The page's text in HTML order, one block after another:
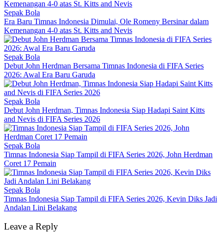
Sepak Bola
Era Baru Timnas Indonesia Dimulai, Ole Romeny Bersinar dalam
Kemenangan 4-0 atas St. Kitts and Nevis
Sepak Bola
Debut John Herdman Bersama Timnas Indonesia di FIFA Series
2026: Awal Era Baru Garuda
Sepak Bola
Debut John Herdman, Timnas Indonesia Siap Hadapi Saint Kitts
and Nevis di FIFA Series 2026
Sepak Bola
Timnas Indonesia Siap Tampil di FIFA Series 2026, John Herdman
Coret 17 Pemain
Sepak Bola
Timnas Indonesia Siap Tampil di FIFA Series 2026, Kevin Diks Jadi
Andalan Lini Belakang
Leave a Reply